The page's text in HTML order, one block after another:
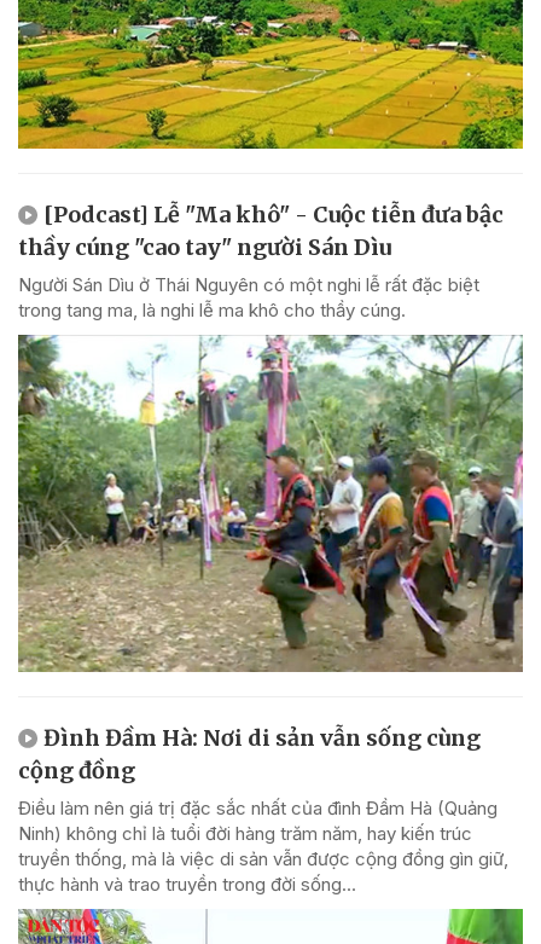
[Podcast] Lễ "Ma khô" - Cuộc tiễn đưa bậc
thầy cúng "cao tay" người Sán Dìu
Người Sán Dìu ở Thái Nguyên có một nghi lễ rất đặc biệt
trong tang ma, là nghi lễ ma khô cho thầy cúng.
Đình Đầm Hà: Nơi di sản vẫn sống cùng
cộng đồng
Điều làm nên giá trị đặc sắc nhất của đình Đầm Hà (Quảng
Ninh) không chỉ là tuổi đời hàng trăm năm, hay kiến trúc
truyền thống, mà là việc di sản vẫn được cộng đồng gìn giữ,
thực hành và trao truyền trong đời sống...